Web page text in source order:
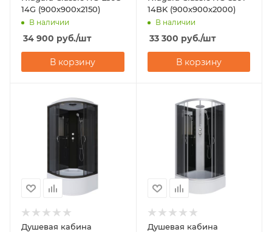
14G (900х900х2150)
В наличии
34 900 руб./шт
В корзину
14BK (900х900х2000)
В наличии
33 300 руб./шт
В корзину
Душевая кабина
Душевая кабина